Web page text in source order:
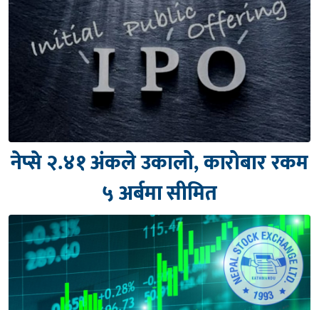
नेप्से २.४१ अंकले उकालो, कारोबार रकम
५ अर्बमा सीमित